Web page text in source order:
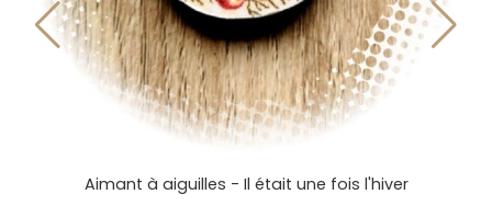
Mug Il était une fois l'hiver